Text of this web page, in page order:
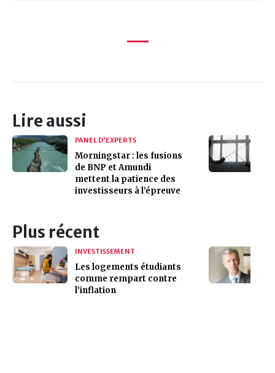
Lire aussi
PANEL D'EXPERTS
Morningstar : les fusions
de BNP et Amundi
mettent la patience des
investisseurs à l’épreuve
Plus récent
INVESTISSEMENT
Les logements étudiants
comme rempart contre
l’inflation